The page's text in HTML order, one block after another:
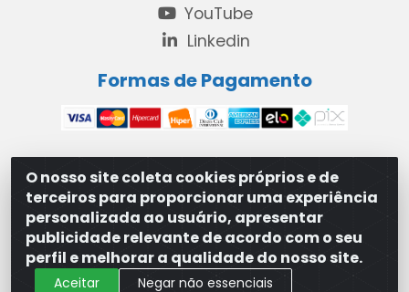
O nosso site coleta cookies próprios e de
terceiros para proporcionar uma experiência
personalizada ao usuário, apresentar
publicidade relevante de acordo com o seu
perfil e melhorar a qualidade do nosso site.
Aceitar Negar não essenciais
YouTube
Linkedin
Formas de Pagamento
MAXXISUPRI COMÉRCIO DE SANEANTES LTDA - Avenida
Antônio Cabral de Souza, 2872 - Maranguape II -
Paulista/PE - CEP 53.421-420 - 31.329.180/0001-83